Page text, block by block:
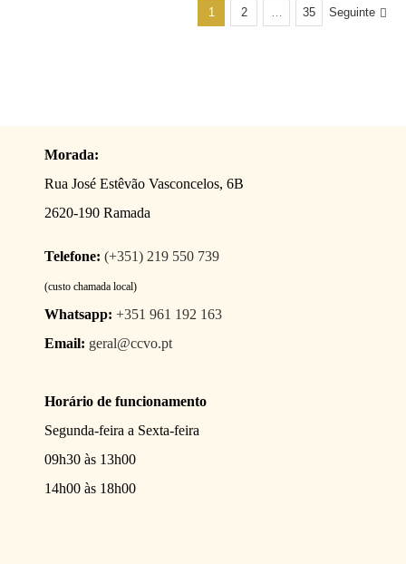
1 2 … 35 Seguinte
Morada:
Rua José Estêvão Vasconcelos, 6B
2620-190 Ramada
Telefone: (+351) 219 550 739
(custo chamada local)
Whatsapp: +351 961 192 163
Email: geral@ccvo.pt
Horário de funcionamento
Segunda-feira a Sexta-feira
09h30 às 13h00
14h00 às 18h00